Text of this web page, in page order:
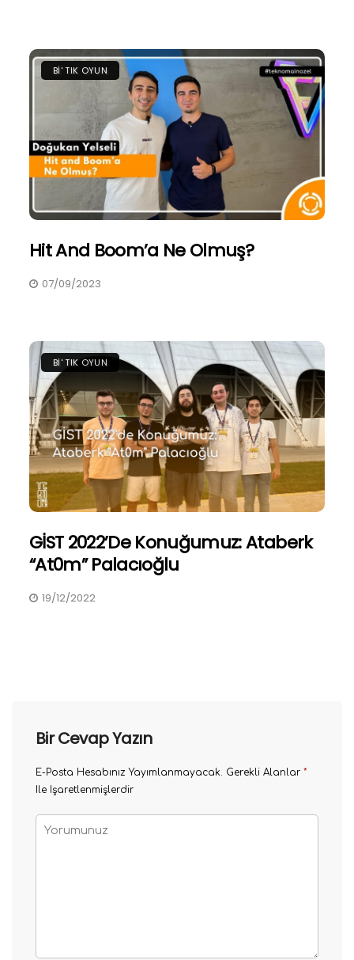
BI' TIK OYUN
Hit And Boom’a Ne Olmuş?
07/09/2023
BI' TIK OYUN
GİST 2022’de Konuğumuz: Ataberk
“At0m” Palacıoğlu
19/12/2022
Bir Cevap Yazın
E-Posta Hesabınız Yayımlanmayacak. Gerekli Alanlar *
Ile Işaretlenmişlerdir